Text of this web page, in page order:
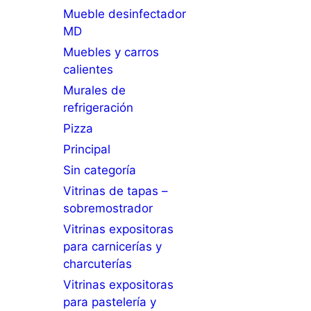
Mueble desinfectador
MD
Muebles y carros
calientes
Murales de
refrigeración
Pizza
Principal
Sin categoría
Vitrinas de tapas –
sobremostrador
Vitrinas expositoras
para carnicerías y
charcuterías
Vitrinas expositoras
para pastelería y